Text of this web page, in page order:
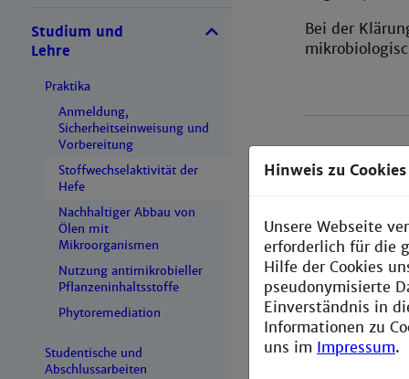
Studium und
Lehre
Praktika
Anmeldung,
Sicherheitseinweisung und
Vorbereitung
Stoffwechselaktivität der
Hefe
Nachhaltiger Abbau von
Ölen mit
Mikroorganismen
Nutzung antimikrobieller
Pflanzeninhaltsstoffe
Phytoremediation
Studentische und
Abschlussarbeiten
Bei der
Abbildungen
Hinweis zu Cookies
Unsere Webseite
erforderlich für die
Hilfe der Cookies
pseudonymisierte
Einverständnis in
Informationen zu
uns im Impressum.